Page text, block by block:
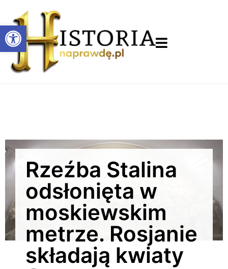
Otwórz pasek narzędzi
Rzeźba Stalina
odsłonięta w
moskiewskim
metrze. Rosjanie
składają kwiaty